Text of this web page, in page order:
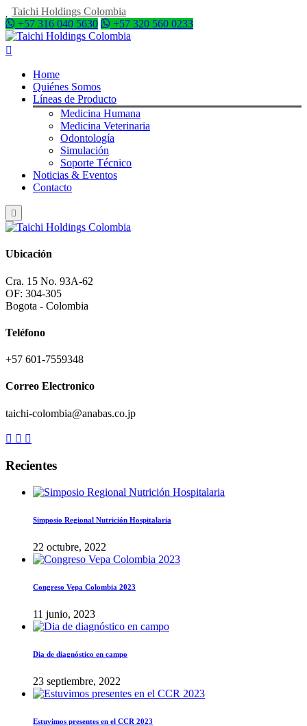
Taichi Holdings Colombia
+57 316 040 5630
+57 320 560 0233
Home
Quiénes Somos
Líneas de Producto
Medicina Humana
Medicina Veterinaria
Odontología
Simulación
Soporte Técnico
Noticias & Eventos
Contacto
Ubicación
Cra. 15 No. 93A-62
OF: 304-305
Bogota - Colombia
Teléfono
+57 601-7559348
Correo Electronico
taichi-colombia@anabas.co.jp
Recientes
Simposio Regional Nutrición Hospitalaria
22 octubre, 2022
Congreso Vepa Colombia 2023
11 junio, 2023
Dia de diagnóstico en campo
23 septiembre, 2022
Estuvimos presentes en el CCR 2023